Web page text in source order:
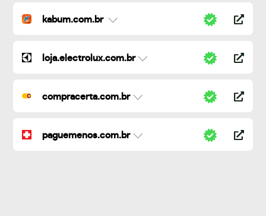
kabum.com.br
loja.electrolux.com.br
compracerta.com.br
paguemenos.com.br